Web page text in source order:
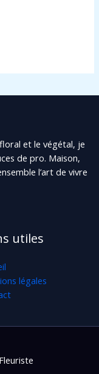
et le végétal, je
de pro. Maison,
l’art de vivre
utiles
légales